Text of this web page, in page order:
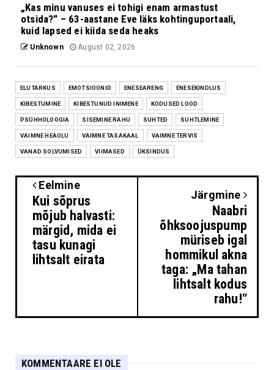
„Kas minu vanuses ei tohigi enam armastust
otsida?” – 63-aastane Eve läks kohtinguportaali,
kuid lapsed ei kiida seda heaks
Unknown August 02, 2026
ELUTARKUS EMOTSIOONID ENESEARENG ENESEKINDLUS
KIBESTUMINE KIBESTUNUD INIMENE KODUSED LOOD
PSÜHHOLOOGIA SISEMINE RAHU SUHTED SUHTLEMINE
VAIMNE HEAOLU VAIMNE TASAKAAL VAIMNE TERVIS
VANAD SOLVUMISED VIIMASED ÜKSINDUS
Eelmine
Kui sõprus
mõjub halvasti:
märgid, mida ei
tasu kunagi
lihtsalt eirata
Järgmine
Naabri
õhksoojuspump
müriseb igal
hommikul akna
taga: „Ma tahan
lihtsalt kodus
rahu!“
KOMMENTAARE EI OLE